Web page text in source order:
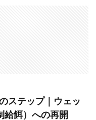
ステップ｜ウェッ
給餌）への再開